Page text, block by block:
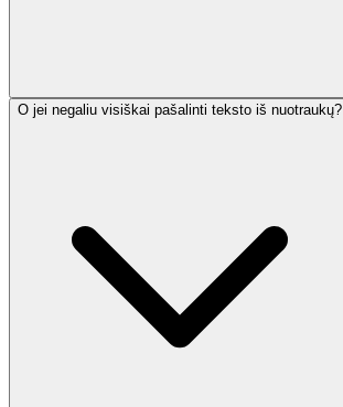
O jei negaliu visiškai pašalinti teksto iš nuotraukų?